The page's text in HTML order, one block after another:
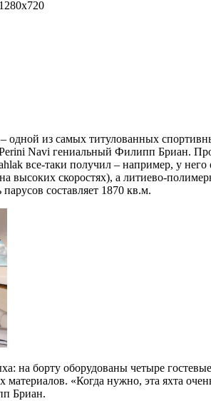
из самых титулованных
Navi гениальный Филипп Бриан.
все-таки получил – например, у него
высоких скоростях), а литиево-
составляет 1870 кв.м.
на борту оборудованы четыре
«Когда нужно, эта яхта
Бриан.